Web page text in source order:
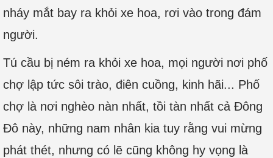
nháy mắt bay ra khỏi xe hoa, rơi vào trong đám
người.
Tú cầu bị ném ra khỏi xe hoa, mọi người nơi phố
chợ lập tức sôi trào, điên cuồng, kinh hãi... Phố
chợ là nơi nghèo nàn nhất, tồi tàn nhất cả Đông
Đô này, những nam nhân kia tuy rằng vui mừng
phát thét, nhưng có lẽ cũng không hy vọng là